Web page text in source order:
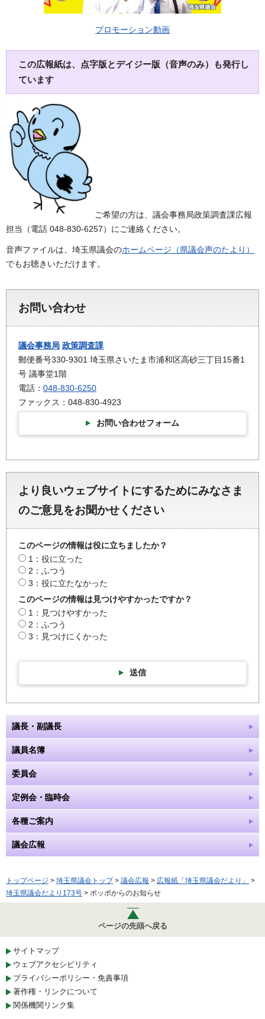
プロモーション動画
この広報紙は、点字版とデイジー版（音声のみ）も発行し
ています
ご希望の方は、議会事務局政策調査課広報
担当（電話 048-830-6257）にご連絡ください。
音声ファイルは、埼玉県議会のホームページ（県議会声のたより）
でもお聴きいただけます。
お問い合わせ
議会事務局 政策調査課
郵便番号330-9301 埼玉県さいたま市浦和区高砂三丁目15番1
号 議事堂1階
電話： 048-830-6250
ファックス：048-830-4923
お問い合わせフォーム
より良いウェブサイトにするためにみなさま
のご意見をお聞かせください
このページの情報は役に立ちましたか？
1：役に立った
2：ふつう
3：役に立たなかった
このページの情報は見つけやすかったですか？
1：見つけやすかった
2：ふつう
3：見つけにくかった
送信
議長・副議長
議員名簿
委員会
定例会・臨時会
各種ご案内
議会広報
トップページ > 埼玉県議会トップ> 議会広報 > 広報紙「埼玉県議会だより」
>
埼玉県議会だより173号 > ポッポからのお知らせ
ページの先頭へ戻る
サイトマップ
ウェブアクセシビリティ
プライバシーポリシー・免責事項
著作権・リンクについて
関係機関リンク集